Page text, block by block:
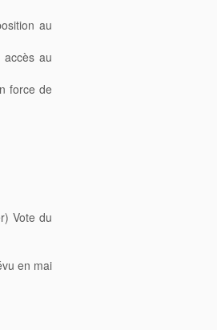
au
accès au
force de
Vote du
en mai